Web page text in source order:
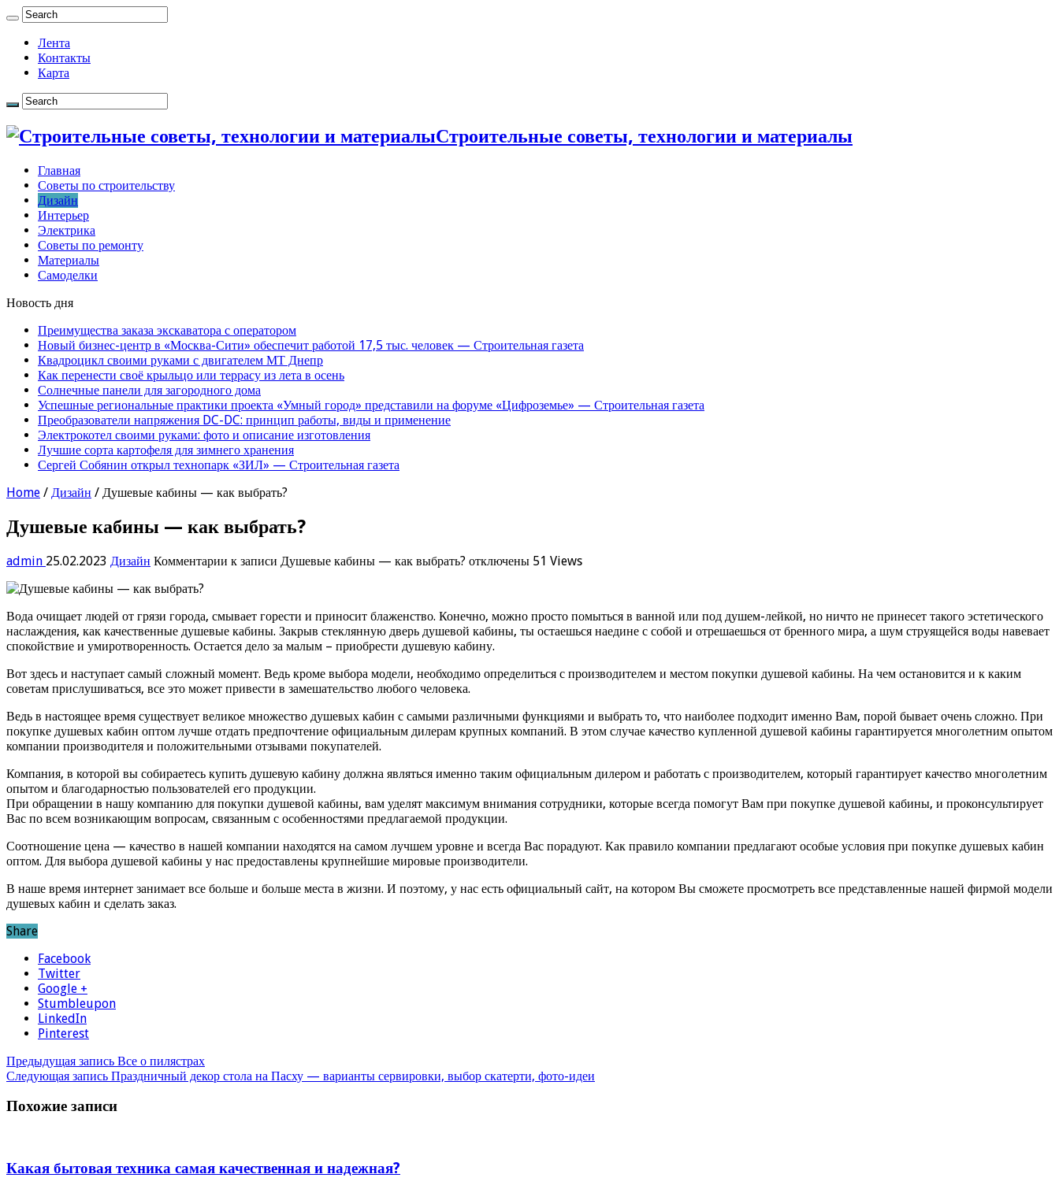
Лента
Контакты
Карта
Строительные советы, технологии и материалы
Главная
Советы по строительству
Дизайн
Интерьер
Электрика
Советы по ремонту
Материалы
Самоделки
Новость дня
Преимущества заказа экскаватора с оператором
Новый бизнес-центр в «Москва-Сити» обеспечит работой 17,5 тыс. человек — Строительная газета
Квадроцикл своими руками с двигателем МТ Днепр
Как перенести своё крыльцо или террасу из лета в осень
Солнечные панели для загородного дома
Успешные региональные практики проекта «Умный город» представили на форуме «Цифроземье» — Строительная газета
Преобразователи напряжения DC-DC: принцип работы, виды и применение
Электрокотел своими руками: фото и описание изготовления
Лучшие сорта картофеля для зимнего хранения
Сергей Собянин открыл технопарк «ЗИЛ» — Строительная газета
Home / Дизайн / Душевые кабины — как выбрать?
Душевые кабины — как выбрать?
admin 25.02.2023 Дизайн Комментарии к записи Душевые кабины — как выбрать? отключены 51 Views
Вода очищает людей от грязи города, смывает горести и приносит блаженство. Конечно, можно просто помыться в ванной или под душем-лейкой, но ничто не принесет такого эстетического
наслаждения, как качественные душевые кабины. Закрыв стеклянную дверь душевой кабины, ты остаешься наедине с собой и отрешаешься от бренного мира, а шум струящейся воды навевает
спокойствие и умиротворенность. Остается дело за малым – приобрести душевую кабину.
Вот здесь и наступает самый сложный момент. Ведь кроме выбора модели, необходимо определиться с производителем и местом покупки душевой кабины. На чем остановится и к каким
советам прислушиваться, все это может привести в замешательство любого человека.
Ведь в настоящее время существует великое множество душевых кабин с самыми различными функциями и выбрать то, что наиболее подходит именно Вам, порой бывает очень сложно. При
покупке душевых кабин оптом лучше отдать предпочтение официальным дилерам крупных компаний. В этом случае качество купленной душевой кабины гарантируется многолетним опытом
компании производителя и положительными отзывами покупателей.
Компания, в которой вы собираетесь купить душевую кабину должна являться именно таким официальным дилером и работать с производителем, который гарантирует качество многолетним
опытом и благодарностью пользователей его продукции.
При обращении в нашу компанию для покупки душевой кабины, вам уделят максимум внимания сотрудники, которые всегда помогут Вам при покупке душевой кабины, и проконсультирует
Вас по всем возникающим вопросам, связанным с особенностями предлагаемой продукции.
Соотношение цена — качество в нашей компании находятся на самом лучшем уровне и всегда Вас порадуют. Как правило компании предлагают особые условия при покупке душевых кабин
оптом. Для выбора душевой кабины у нас предоставлены крупнейшие мировые производители.
В наше время интернет занимает все больше и больше места в жизни. И поэтому, у нас есть официальный сайт, на котором Вы сможете просмотреть все представленные нашей фирмой модели
душевых кабин и сделать заказ.
Share
Facebook
Twitter
Google +
Stumbleupon
LinkedIn
Pinterest
Предыдущая запись Все о пилястрах
Следующая запись Праздничный декор стола на Пасху — варианты сервировки, выбор скатерти, фото-идеи
Похожие записи
Какая бытовая техника самая качественная и надежная?